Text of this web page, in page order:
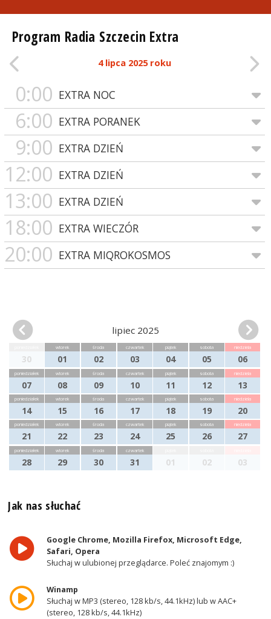
Program Radia Szczecin Extra
4 lipca 2025 roku
0:00 EXTRA NOC
6:00 EXTRA PORANEK
9:00 EXTRA DZIEŃ
12:00 EXTRA DZIEŃ
13:00 EXTRA DZIEŃ
18:00 EXTRA WIECZÓR
20:00 EXTRA MIQROKOSMOS
lipiec 2025
30
wtorek
01
środa
02
czwartek
03
piątek
04
sobota
05
niedziela
06
poniedziałek
07
wtorek
08
środa
09
czwartek
10
piątek
11
sobota
12
niedziela
13
poniedziałek
14
wtorek
15
środa
16
czwartek
17
piątek
18
sobota
19
niedziela
20
poniedziałek
21
wtorek
22
środa
23
czwartek
24
piątek
25
sobota
26
niedziela
27
poniedziałek
28
wtorek
29
środa
30
czwartek
31 01 02 03
Jak nas słuchać
Google Chrome, Mozilla Firefox, Microsoft Edge,
Safari, Opera
Słuchaj w ulubionej przeglądarce. Poleć znajomym :)
Winamp
Słuchaj w MP3 (stereo, 128 kb/s, 44.1kHz) lub w AAC+
(stereo, 128 kb/s, 44.1kHz)